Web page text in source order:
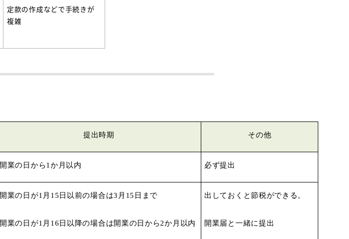
定款の作成などで手続きが
複雑
提出時期 その他
開業の日から1 か月以内 必ず提出
開業の日が1 月 15 日以前の場合は3 月 15 日まで
開業の日が1 月 16 日以降の場合は開業の日から2か月以内
出しておくと節税ができる。
開業届と一緒に提出